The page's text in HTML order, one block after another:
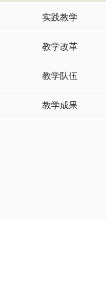
实践教学
教学改革
教学队伍
教学成果